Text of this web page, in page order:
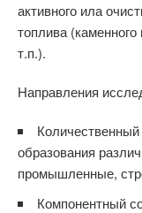
активного ила
топлива
т.п.).
Направления
образования
промышленные,
Компонентный